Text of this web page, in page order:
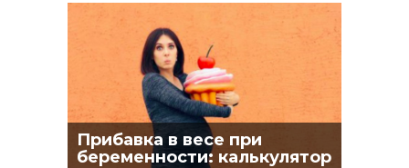
Прибавка в весе при
беременности: калькулятор